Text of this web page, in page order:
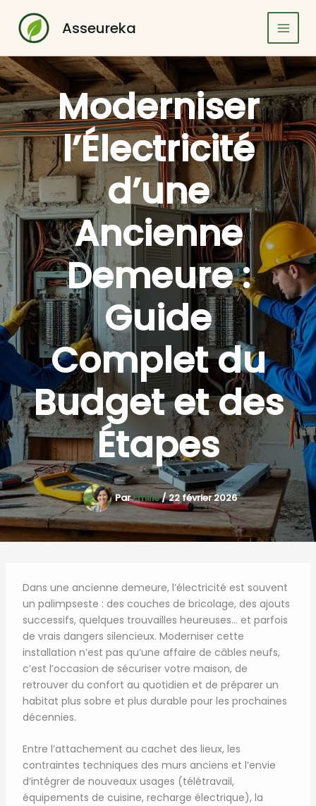
contenu
Asseureka
Moderniser
l’Électricité
d’une
Ancienne
Demeure :
Guide
Complet du
Budget et des
Étapes
ParÉmilie/22 février 2026
Dans une ancienne demeure, l’électricité est souvent
un palimpseste : des couches de bricolage, des ajouts
successifs, quelques trouvailles heureuses… et parfois
de vrais dangers silencieux. Moderniser cette
installation n’est pas qu’une affaire de câbles neufs,
c’est l’occasion de sécuriser votre maison, de
retrouver du confort au quotidien et de préparer un
habitat plus sobre et plus durable pour les prochaines
décennies.
Entre l’attachement au cachet des lieux, les
contraintes techniques des murs anciens et l’envie
d’intégrer de nouveaux usages (télétravail,
équipements de cuisine, recharge électrique), la